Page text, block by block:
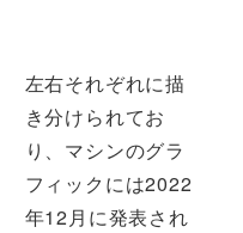
左右それぞれに描
き分けられてお
り、マシンのグラ
フィックには2022
年12月に発表され